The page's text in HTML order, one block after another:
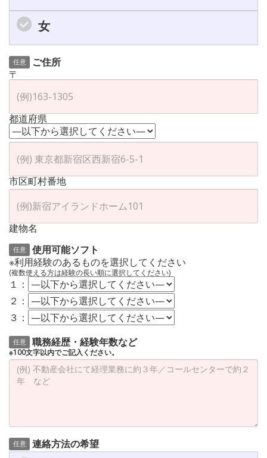
女
任意
ご住所
〒
都道府県
市区町村番地
建物名
任意
使用可能ソフト
※利用経験のあるものを選択してください
(複数使える方は経験の長い順に選択してください)
１：
２：
３：
任意 職務経歴・経験年数など
※100文字以内でご記入ください。
任意 連絡方法の希望